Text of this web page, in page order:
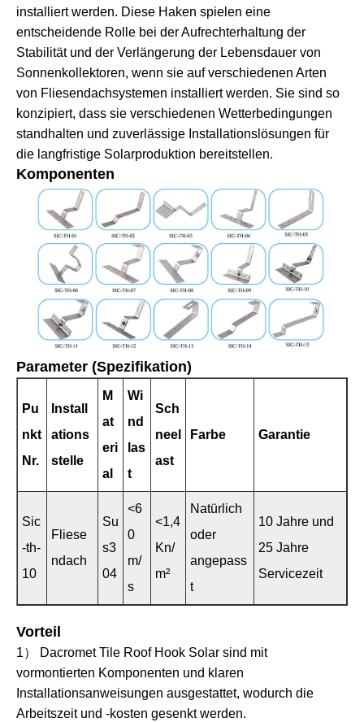
installiert werden. Diese Haken spielen eine
entscheidende Rolle bei der Aufrechterhaltung der
Stabilität und der Verlängerung der Lebensdauer von
Sonnenkollektoren, wenn sie auf verschiedenen Arten
von Fliesendachsystemen installiert werden. Sie sind so
konzipiert, dass sie verschiedenen Wetterbedingungen
standhalten und zuverlässige Installationslösungen für
die langfristige Solarproduktion bereitstellen.
Komponenten
Parameter (Spezifikation)
Pu
nkt
Nr.
Install
ations
stelle
M
at
eri
al
Wi
nd
las
t
Sch
neel
ast
Farbe Garantie
Sic
-th-
10
Fliese
ndach
Su
s3
04
<6
0
m/
s
<1,4
Kn/
m²
Natürlich
oder
angepass
t
10 Jahre und
25 Jahre
Servicezeit
Vorteil
1） Dacromet Tile Roof Hook Solar sind mit
vormontierten Komponenten und klaren
Installationsanweisungen ausgestattet, wodurch die
Arbeitszeit und -kosten gesenkt werden.